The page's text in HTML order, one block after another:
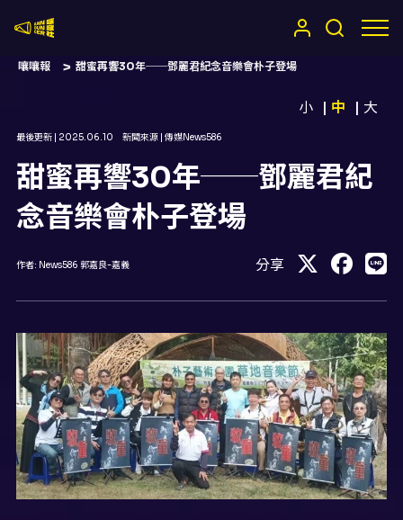
嚷嚷報 甜蜜再響30年──鄧麗君紀念音樂會朴子登場
小 中 大
最後更新 | 2025.06.10 新聞來源 | 傳媒News586
甜蜜再響30年──鄧麗君紀
念音樂會朴子登場
作者: News586 郭嘉良-嘉義 分享